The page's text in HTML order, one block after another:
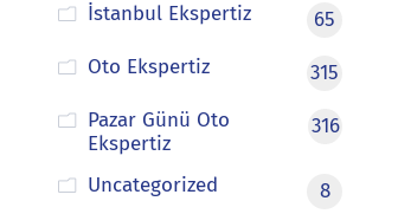
İstanbul Ekspertiz
65
Oto Ekspertiz
315
Pazar Günü Oto
Ekspertiz
316
Uncategorized
8